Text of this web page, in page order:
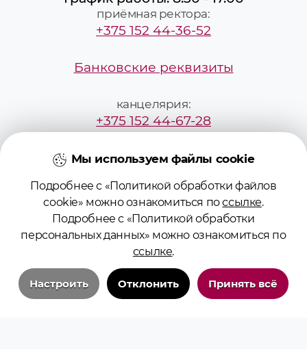
приёмная ректора:
+375 152 44-36-52
Банковские реквизиты
канцелярия:
+375 152 44-67-28
mailbox@grsmu.by
приёмная комиссия:
+375295229887
pk@grsmu.by
Мы используем файлы cookie
Подробнее с «Политикой обработки файлов
cookie» можно ознакомиться поссылке.
Подробнее с «Политикой обработки
персональных данных» можно ознакомиться по
ссылке.
Настроить Отклонить Принять всё